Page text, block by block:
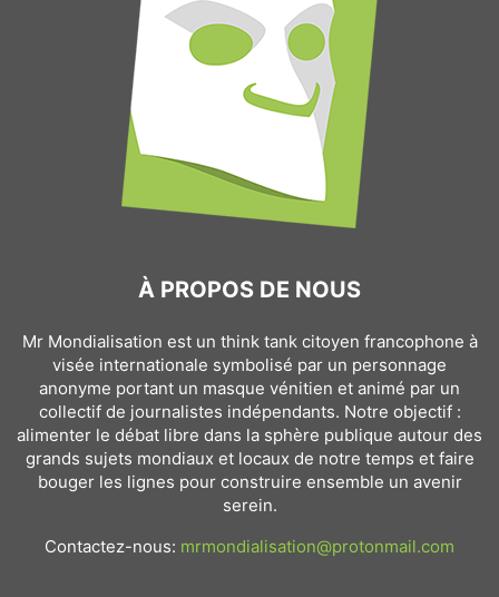
À PROPOS DE NOUS
Mr Mondialisation est un think tank citoyen francophone à
visée internationale symbolisé par un personnage
anonyme portant un masque vénitien et animé par un
collectif de journalistes indépendants. Notre objectif :
alimenter le débat libre dans la sphère publique autour des
grands sujets mondiaux et locaux de notre temps et faire
bouger les lignes pour construire ensemble un avenir
serein.
Contactez-nous: mrmondialisation@protonmail.com